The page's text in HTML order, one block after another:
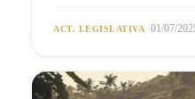
ACT. LEGISLATIVA 01/07/